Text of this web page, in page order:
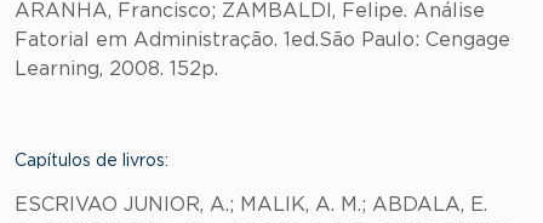
ARANHA, Francisco; ZAMBALDI, Felipe. Análise
Fatorial em Administração. 1ed.São Paulo: Cengage
Learning, 2008. 152p.
Capítulos de livros:
ESCRIVAO JUNIOR, A.; MALIK, A. M.; ABDALA, E.